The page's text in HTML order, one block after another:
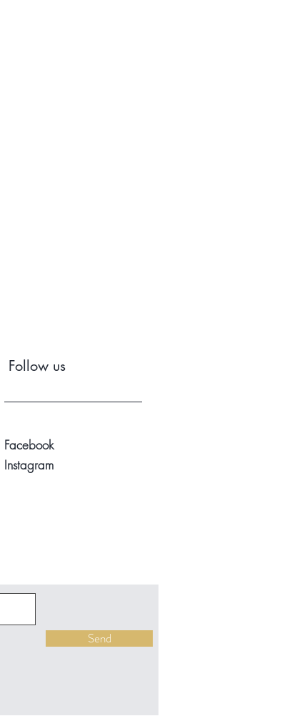
Follow us
Facebook
Instagram
Send